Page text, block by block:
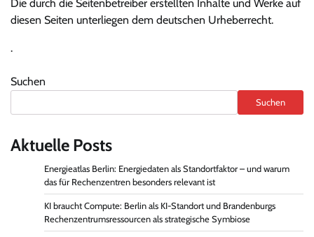
Die durch die Seitenbetreiber erstellten Inhalte und Werke auf
diesen Seiten unterliegen dem deutschen Urheberrecht.
.
Suchen
Suchen
Aktuelle Posts
Energieatlas Berlin: Energiedaten als Standortfaktor – und warum
das für Rechenzentren besonders relevant ist
KI braucht Compute: Berlin als KI-Standort und Brandenburgs
Rechenzentrumsressourcen als strategische Symbiose